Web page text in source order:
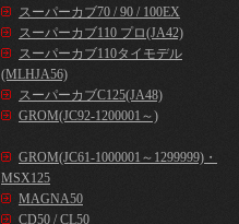
スーパーカブ70 / 90 / 100EX
スーパーカブ110 プロ(JA42)
スーパーカブ110タイモデル
(MLHJA56)
スーパーカブC125(JA48)
GROM(JC92-1200001～)
GROM(JC61-1000001～1299999)・
MSX125
MAGNA50
CD50 / CL50